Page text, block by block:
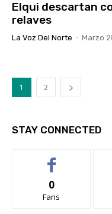
Elqui descartan
relaves
La Voz Del Norte - Marzo
1 2
STAY CONNECTED
0
Fans